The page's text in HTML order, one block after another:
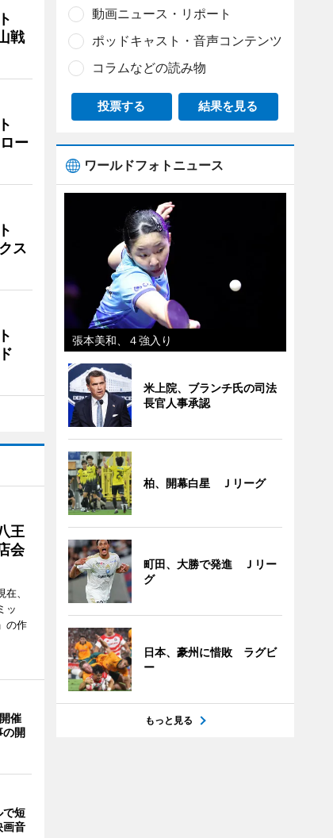
戦
ー
ス
王
会
、
ッ
の作
催
開
で短
音
動画ニュース・リポート
ポッドキャスト・音声コンテンツ
コラムなどの読み物
投票する 結果を見る
ワールドフォトニュース
張本美和、４強入り
米上院、ブランチ氏の司法
長官人事承認
柏、開幕白星 Ｊリーグ
町田、大勝で発進 Ｊリー
グ
日本、豪州に惜敗 ラグビ
ー
もっと見る